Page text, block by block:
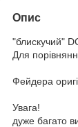
Опис
"блискучий"
Для
Фейдера
Увага!
дуже багато